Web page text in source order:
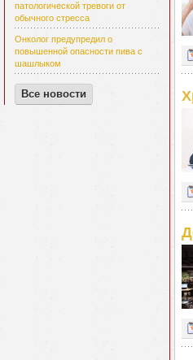
патологической тревоги от
обычного стресса
Онколог предупредил о
повышенной опасности пива с
шашлыком
Все новости